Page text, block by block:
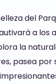
del
a los
la
pasea